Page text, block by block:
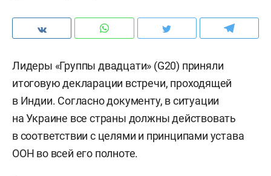
Лидеры «Группы двадцати» (G20) приняли
итоговую декларации встречи, проходящей
в Индии. Согласно документу, в ситуации
на Украине все страны должны действовать
в соответствии с целями и принципами устава
ООН во всей его полноте.